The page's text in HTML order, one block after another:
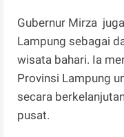
Gubernur Mirza
Lampung sebagai
wisata bahari. Ia
Provinsi Lampung
secara
pusat.